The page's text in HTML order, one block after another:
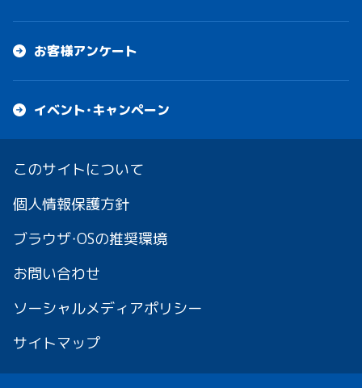
お客様アンケート
イベント・キャンペーン
このサイトについて
個人情報保護方針
ブラウザ・OSの推奨環境
お問い合わせ
ソーシャルメディアポリシー
サイトマップ